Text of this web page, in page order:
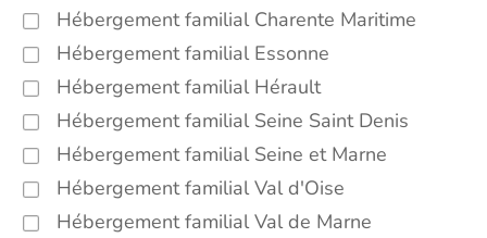
Hébergement familial Charente Maritime
Hébergement familial Essonne
Hébergement familial Hérault
Hébergement familial Seine Saint Denis
Hébergement familial Seine et Marne
Hébergement familial Val d'Oise
Hébergement familial Val de Marne